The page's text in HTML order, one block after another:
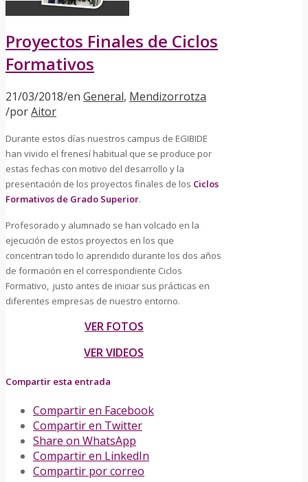
Proyectos Finales de Ciclos
Formativos
21/03/2018/en General, Mendizorrotza
/porAitor
Durante estos días nuestros campus de EGIBIDE
han vivido el frenesí habitual que se produce por
estas fechas con motivo del desarrollo y la
presentación de los proyectos finales de los Ciclos
Formativos de Grado Superior.
Profesorado y alumnado se han volcado en la
ejecución de estos proyectos en los que
concentran todo lo aprendido durante los dos años
de formación en el correspondiente Ciclos
Formativo, justo antes de iniciar sus prácticas en
diferentes empresas de nuestro entorno.
VER FOTOS
VER VIDEOS
Compartir esta entrada
Compartir en Facebook
Compartir en Twitter
Share on WhatsApp
Compartir en LinkedIn
Compartir por correo